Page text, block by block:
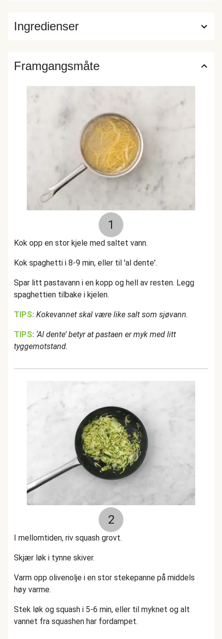
Ingredienser
Framgangsmåte
1
Kok opp en stor kjele med saltet vann.
Kok spaghetti i 8-9 min, eller til 'al dente'.
Spar litt pastavann i en kopp og hell av resten. Legg
spaghettien tilbake i kjelen.
TIPS: Kokevannet skal være like salt som sjøvann.
TIPS: ‘Al dente’ betyr at pastaen er myk med litt
tyggemotstand.
2
I mellomtiden, riv squash grovt.
Skjær løk i tynne skiver.
Varm opp olivenolje i en stor stekepanne på middels
høy varme.
Stek løk og squash i 5-6 min, eller til myknet og alt
vannet fra squashen har fordampet.